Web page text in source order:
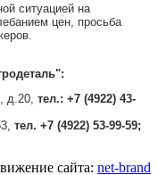
ситуацией на
цен, просьба
д.20, тел.: +7 (4922) 43-
тел. +7 (4922) 53-99-59;
сайта: net-brand